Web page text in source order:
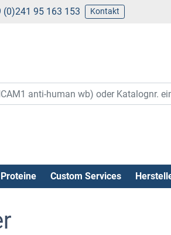
(0)241 95 163 153 Kontakt
Proteine Custom Services